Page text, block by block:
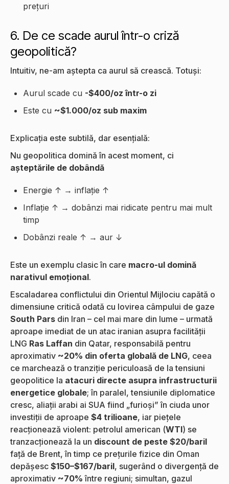
prețuri
6. De ce scade aurul într-o criză
geopolitică?
Intuitiv, ne-am aștepta ca aurul să crească. Totuși:
Aurul scade cu -$400/oz într-o zi
Este cu ~$1.000/oz sub maxim
Explicația este subtilă, dar esențială:
Nu geopolitica domină în acest moment, ci
așteptările de dobândă
Energie ↑ → inflație ↑
Inflație ↑ → dobânzi mai ridicate pentru mai mult
timp
Dobânzi reale ↑ → aur ↓
Este un exemplu clasic în care macro-ul domină
narativul emoțional.
Escaladarea conflictului din Orientul Mijlociu capătă o
dimensiune critică odată cu lovirea câmpului de gaze
South Pars din Iran – cel mai mare din lume – urmată
aproape imediat de un atac iranian asupra facilității
LNG Ras Laffan din Qatar, responsabilă pentru
aproximativ ~20% din oferta globală de LNG, ceea
ce marchează o tranziție periculoasă de la tensiuni
geopolitice la atacuri directe asupra infrastructurii
energetice globale; în paralel, tensiunile diplomatice
cresc, aliații arabi ai SUA fiind „furioși” în ciuda unor
investiții de aproape $4 trilioane, iar piețele
reacționează violent: petrolul american (WTI) se
tranzacționează la un discount de peste $20/baril
față de Brent, în timp ce prețurile fizice din Oman
depășesc $150–$167/baril, sugerând o divergență de
aproximativ ~70% între regiuni; simultan, gazul